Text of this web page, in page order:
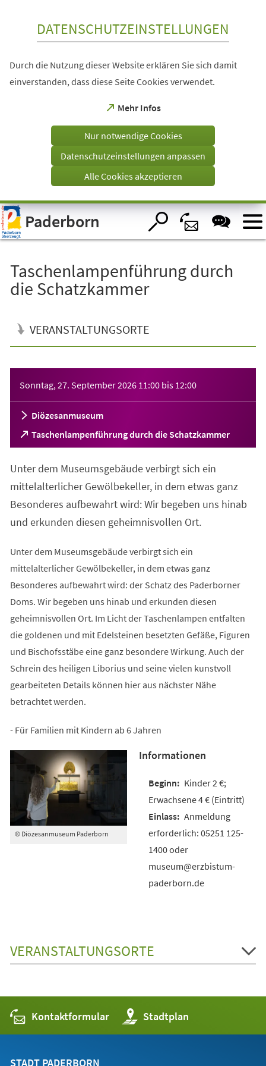
Visuelle
Assistenzsoftware
öffnen.
DATENSCHUTZEINSTELLUNGEN
Durch die Nutzung dieser Website erklären Sie sich damit
einverstanden, dass diese Seite Cookies verwendet.
Mehr Infos
(Öffnet
einem
Tab)
Nur notwendige Cookies
Datenschutzeinstellungen anpassen
Alle Cookies akzeptieren
Paderborn
Taschenlampenführung durch
die Schatzkammer
VERANSTALTUNGSORTE
Sonntag, 27. September 2026 11:00 bis 12:00
Diözesanmuseum
Taschenlampenführung durch die Schatzkammer
(Öffnet
in
neuen
Tab)
Unter dem Museumsgebäude verbirgt sich ein
mittelalterlicher Gewölbekeller, in dem etwas ganz
Besonderes aufbewahrt wird: Wir begeben uns hinab
und erkunden diesen geheimnisvollen Ort.
Unter dem Museumsgebäude verbirgt sich ein
mittelalterlicher Gewölbekeller, in dem etwas ganz
Besonderes aufbewahrt wird: der Schatz des Paderborner
Doms. Wir begeben uns hinab und erkunden diesen
geheimnisvollen Ort. Im Licht der Taschenlampen entfalten
die goldenen und mit Edelsteinen besetzten Gefäße, Figuren
und Bischofsstäbe eine ganz besondere Wirkung. Auch der
Schrein des heiligen Liborius und seine vielen kunstvoll
gearbeiteten Details können hier aus nächster Nähe
betrachtet werden.
- Für Familien mit Kindern ab 6 Jahren
© Diözesanmuseum Paderborn
Informationen
Kinder 2 €;
Erwachsene 4 € (Eintritt)
Anmeldung
erforderlich: 05251 125-
1400 oder
museum@erzbistum-
paderborn.de
VERANSTALTUNGSORTE
Kontaktformular Stadtplan
(Öffnet
in
einem
STADT PADERBORN